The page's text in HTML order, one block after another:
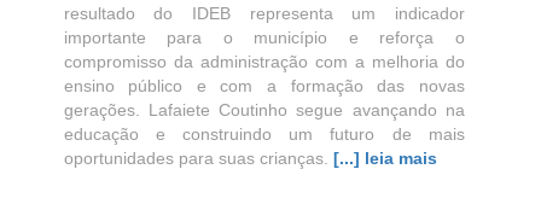
resultado do IDEB representa um indicador
importante para o município e reforça o
compromisso da administração com a melhoria do
ensino público e com a formação das novas
gerações. Lafaiete Coutinho segue avançando na
educação e construindo um futuro de mais
oportunidades para suas crianças. [...] leia mais